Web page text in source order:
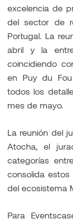
excelencia de
del sector de
Portugal. La
abril y la
coincidiendo
en Puy du Fou
todos los
mes de mayo.
La reunión del
Atocha, el
categorías
consolida
del ecosistema
Para